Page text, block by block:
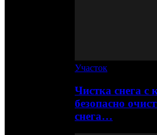
Участок
Чистка снега
безопасно
снега…